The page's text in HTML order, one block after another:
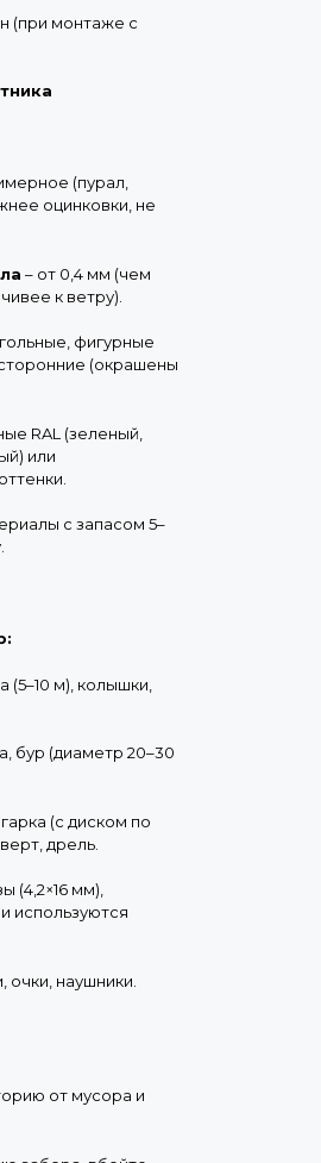
(при монтаже с
(пурал,
оцинковки, не
– от 0,4 мм (чем
к ветру).
фигурные
(окрашены
RAL (зеленый,
или
с запасом 5–
(5–10 м), колышки,
бур (диаметр 20–30
(с диском по
дрель.
(4,2×16 мм),
используются
очки, наушники.
от мусора и